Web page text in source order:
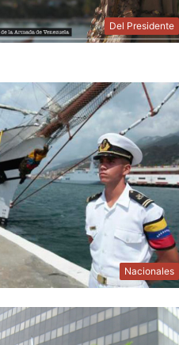
Del Presidente
Nacionales